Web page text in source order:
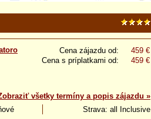
Cena zájazdu od:
459 €
Cena s príplatkami od:
459 €
všetky termíny a popis zájazdu »
Strava: all Inclusive